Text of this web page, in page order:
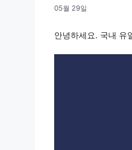
05월 29일
안녕하세요. 국내 유